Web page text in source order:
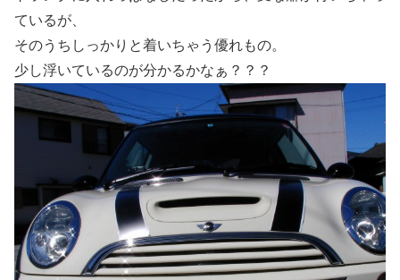
ているが、
そのうちしっかりと着いちゃう優れもの。
少し浮いているのが分かるかなぁ？？？